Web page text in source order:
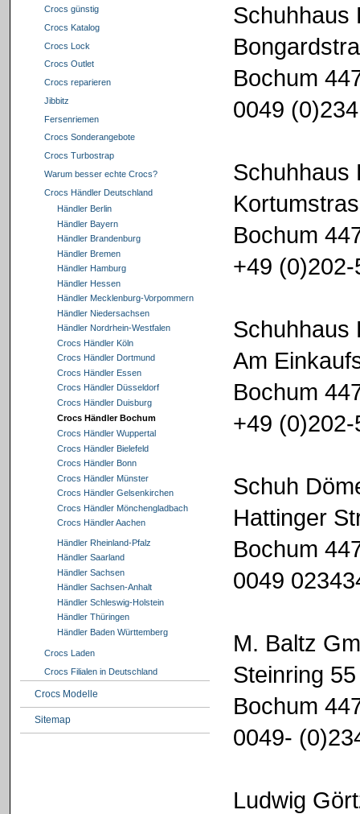
Crocs günstig
Crocs Katalog
Crocs Lock
Crocs Outlet
Crocs reparieren
Jibbitz
Fersenriemen
Crocs Sonderangebote
Crocs Turbostrap
Warum besser echte Crocs?
Crocs Händler Deutschland
Händler Berlin
Händler Bayern
Händler Brandenburg
Händler Bremen
Händler Hamburg
Händler Hessen
Händler Mecklenburg-Vorpommern
Händler Niedersachsen
Händler Nordrhein-Westfalen
Crocs Händler Köln
Crocs Händler Dortmund
Crocs Händler Essen
Crocs Händler Düsseldorf
Crocs Händler Duisburg
Crocs Händler Bochum
Crocs Händler Wuppertal
Crocs Händler Bielefeld
Crocs Händler Bonn
Crocs Händler Münster
Crocs Händler Gelsenkirchen
Crocs Händler Mönchengladbach
Crocs Händler Aachen
Händler Rheinland-Pfalz
Händler Saarland
Händler Sachsen
Händler Sachsen-Anhalt
Händler Schleswig-Holstein
Händler Thüringen
Händler Baden Württemberg
Crocs Laden
Crocs Filialen in Deutschland
Crocs Modelle
Sitemap
Schuhhaus
Bochum
0049
Schuhhaus
Bochum
+49 (0)202-
Schuhhaus
Am
Bochum
+49 (0)202-
Schuh
Hattinger
Bochum
0049
M. Baltz
Steinring 55
Bochum
0049-
Ludwig